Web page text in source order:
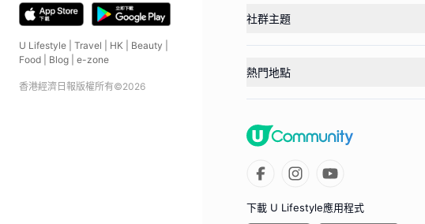
U Lifestyle Travel HK Beauty
Food
Blog e-zone
香港經濟日報版權所有©2026
社群主題
熱門地點
下載 U Lifestyle應用程式